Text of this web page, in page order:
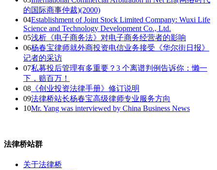
的国际商事仲裁)(2000)
04Establishment of Joint Stock Limited Company: Wuxi Life
Science and Technology Development Co., Ltd.
05浅析《电子商务法》对电子商务经营者的影响
06杨春宝律师就外商投资电信业务接受《华尔街日报》
记者的采访
07私募投后管理有多重要？3 个离谱判例告诉你：懒一
下，赔百万！
08 《创业投资法律手册》修订说明
09法律桥站长杨春宝高级律师专业服务方向
10Mr. Yang was interviewed by China Business News
法律桥站群
关于法律桥